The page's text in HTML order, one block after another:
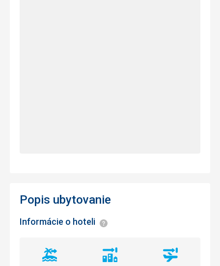
Popis ubytovanie
Informácie o hoteli Informácie
Vzdialenosť
Vzdialenosť
Vzdialenosť